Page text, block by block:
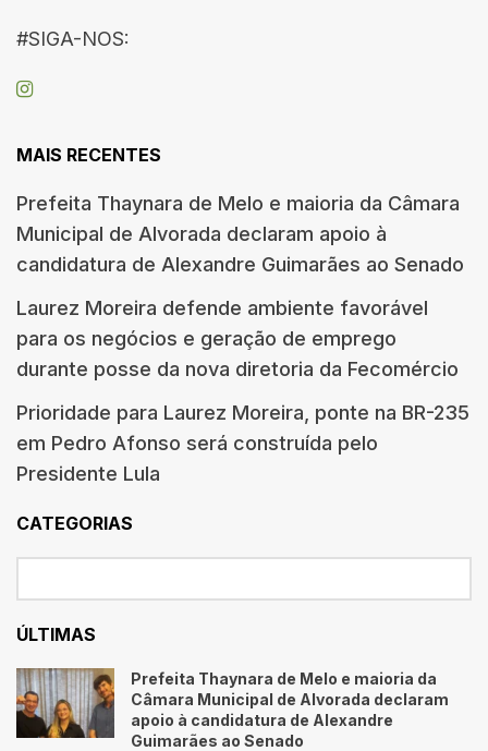
#SIGA-NOS:
MAIS RECENTES
Prefeita Thaynara de Melo e maioria da Câmara
Municipal de Alvorada declaram apoio à
candidatura de Alexandre Guimarães ao Senado
Laurez Moreira defende ambiente favorável
para os negócios e geração de emprego
durante posse da nova diretoria da Fecomércio
Prioridade para Laurez Moreira, ponte na BR-235
em Pedro Afonso será construída pelo
Presidente Lula
CATEGORIAS
ÚLTIMAS
Prefeita Thaynara de Melo e maioria da
Câmara Municipal de Alvorada declaram
apoio à candidatura de Alexandre
Guimarães ao Senado